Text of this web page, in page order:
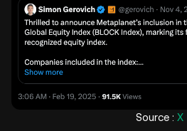
Source : X